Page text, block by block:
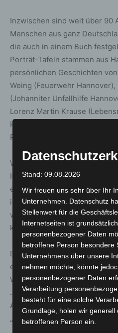
Inzwischen sind weit über 90
Menschen aus ganz
die auch in einem Buch
Porträt-Tafeln stammen aus
persönlichen Geschichten
Weing (Feuerwehr
(Johanniter Unfallhilfe
Lorenz Martin Krause
Hannover) sowie Günther
Polizeidirektion
Während der Eröffnung
Hannoveraner über ihre
es ihnen hilft, darüber zu
ihrer Teilnahme an der
werben und darauf hinweisen,
keine Maschinen sind.
Der Hintergrund der
einschneidendes Ereignis
Wommelsdorf während der
Juni 2020 in Stuttgart erlebt
Ausgangspunkt für die
„Der Mensch dahinter“.
Stand: 09.08.2026
Wir freuen uns sehr über Ihr
Unternehmen. Datenschutz
Stellenwert für die
Internetseiten ist
personenbezogener Daten
betroffene Person besondere
Unternehmens über unsere
nehmen möchte, könnte
personenbezogener Daten
Verarbeitung
besteht für eine solche
Grundlage, holen wir generell
betroffenen Person ein.